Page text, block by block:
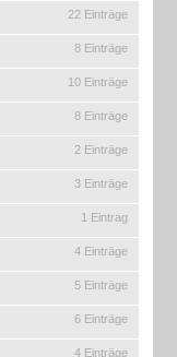
22 Einträge
8 Einträge
10 Einträge
8 Einträge
2 Einträge
3 Einträge
1 Eintrag
4 Einträge
5 Einträge
6 Einträge
4 Einträge